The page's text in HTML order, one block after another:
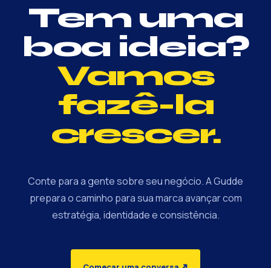
Tem uma
boa ideia?
Vamos
fazê-la
crescer.
Conte para a gente sobre seu negócio. A Gudde
prepara o caminho para sua marca avançar com
estratégia, identidade e consistência.